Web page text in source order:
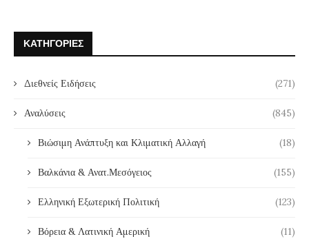
ΚΑΤΗΓΟΡΊΕΣ
Διεθνείς Ειδήσεις (271)
Αναλύσεις (845)
Βιώσιμη Ανάπτυξη και Κλιματική Αλλαγή (18)
Βαλκάνια & Ανατ.Μεσόγειος (155)
Ελληνική Εξωτερική Πολιτική (123)
Βόρεια & Λατινική Αμερική (11)